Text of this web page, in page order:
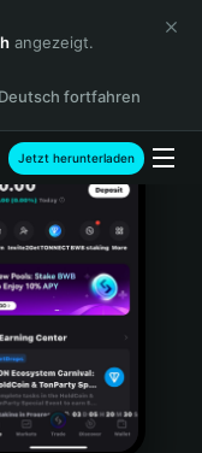
angezeigt.
fortfahren
Jetzt herunterladen